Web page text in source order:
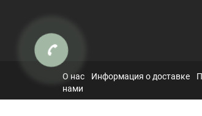
О нас Информация о доставке
нами